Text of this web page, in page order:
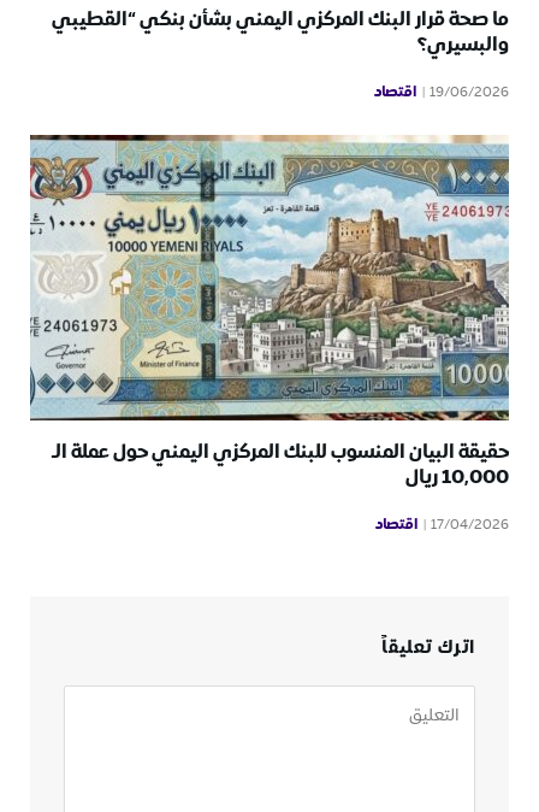
ما صحة قرار البنك المركزي اليمني بشأن بنكي “القطيبي
والبسيري؟
19/06/2026 اقتصاد
حقيقة البيان المنسوب للبنك المركزي اليمني حول عملة الـ
10,000 ريال
17/04/2026 اقتصاد
اترك تعليقاً